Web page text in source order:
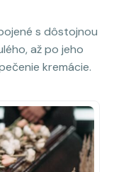
s dôstojnou
až po jeho
kremácie.